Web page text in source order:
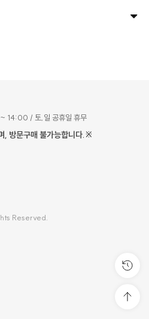
14:00 / 토,일 공휴일 휴무
, 방문구매 불가능합니다.※
Reserved.